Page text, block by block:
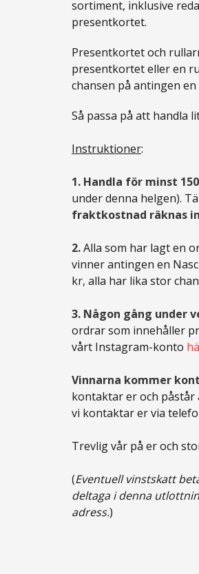
sortiment, inklusive
presentkortet.
Presentkortet och
presentkortet eller en
chansen på antingen
Så passa på att handla
Instruktioner:
1. Handla för minst
under denna helgen).
fraktkostnad räknas
2.Alla som har lagt en
vinner antingen en
kr, alla har lika stor
3. Någon gång under
ordrar som innehåller
vårt Instagram-konto
Vinnarna kommer
kontaktar er och påstår
vi kontaktar er via
Trevlig vår på er och
(Eventuell vinstskatt
deltaga i denna
adress.)